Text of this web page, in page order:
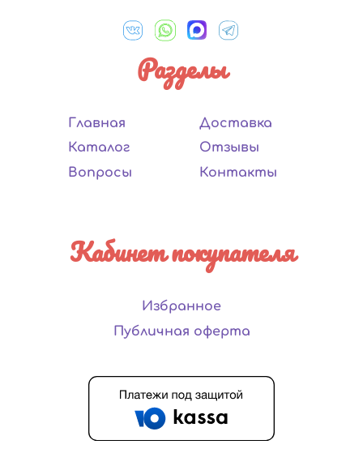
Разделы
Главная
Каталог
Вопросы
Доставка
Отзывы
Контакты
Кабинет покупателя
Избранное
Публичная оферта